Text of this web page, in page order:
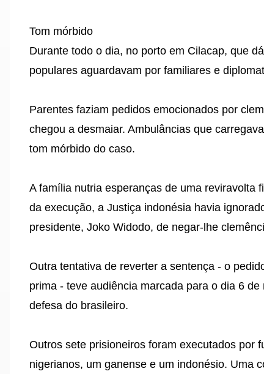
Tom mórbido
Durante todo o dia, no porto em Cilacap, que
populares aguardavam por familiares e
Parentes faziam pedidos emocionados por
chegou a desmaiar. Ambulâncias que
tom mórbido do caso.
A família nutria esperanças de uma reviravolta
da execução, a Justiça indonésia havia
presidente, Joko Widodo, de negar-lhe
Outra tentativa de reverter a sentença - o
prima - teve audiência marcada para o dia 6
defesa do brasileiro.
Outros sete prisioneiros foram executados por
nigerianos, um ganense e um indonésio. Uma